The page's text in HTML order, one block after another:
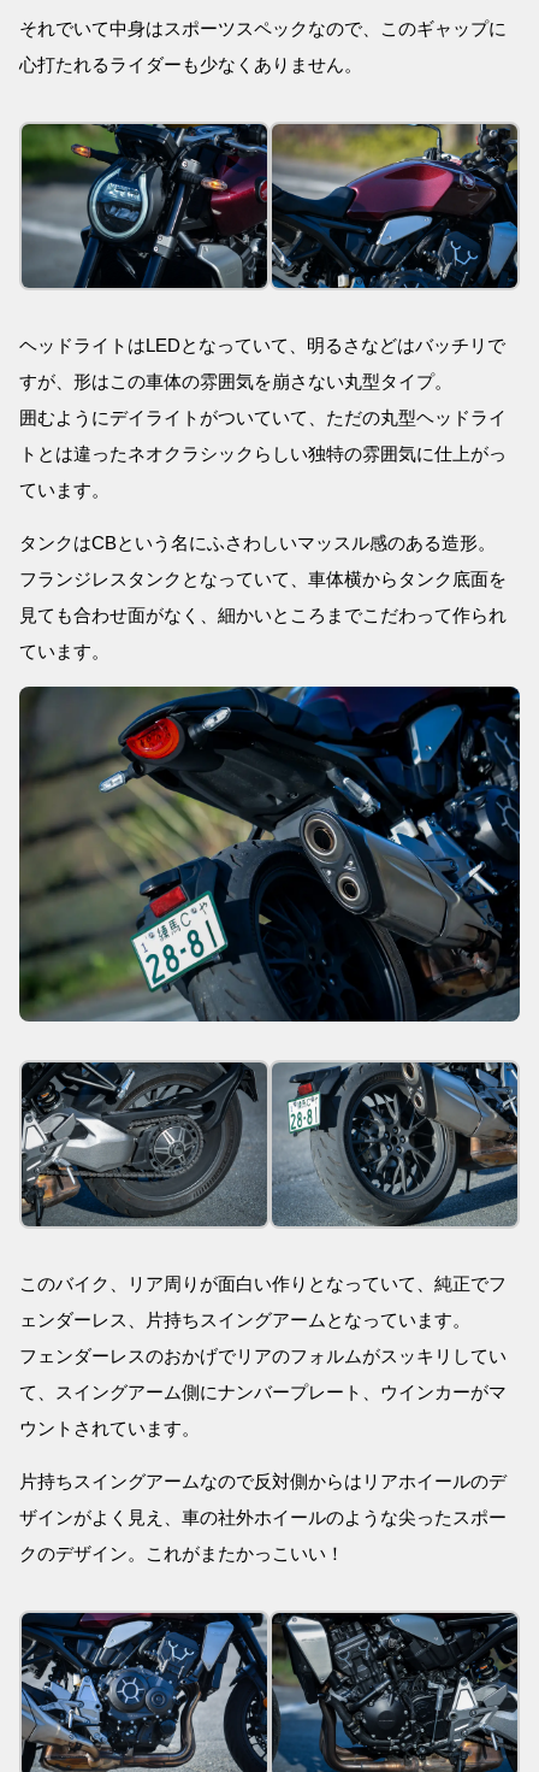
それでいて中身はスポーツスペックなので、このギャップに
心打たれるライダーも少なくありません。
ヘッドライトはLEDとなっていて、明るさなどはバッチリで
すが、形はこの車体の雰囲気を崩さない丸型タイプ。
囲むようにデイライトがついていて、ただの丸型ヘッドライ
トとは違ったネオクラシックらしい独特の雰囲気に仕上がっ
ています。
タンクはCBという名にふさわしいマッスル感のある造形。
フランジレスタンクとなっていて、車体横からタンク底面を
見ても合わせ面がなく、細かいところまでこだわって作られ
ています。
このバイク、リア周りが面白い作りとなっていて、純正でフ
ェンダーレス、片持ちスイングアームとなっています。
フェンダーレスのおかげでリアのフォルムがスッキリしてい
て、スイングアーム側にナンバープレート、ウインカーがマ
ウントされています。
片持ちスイングアームなので反対側からはリアホイールのデ
ザインがよく見え、車の社外ホイールのような尖ったスポー
クのデザイン。これがまたかっこいい！